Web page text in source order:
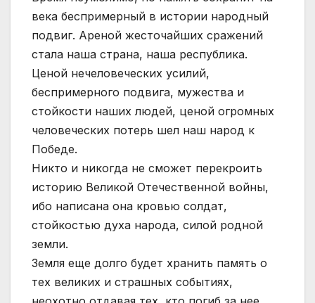
века беспримерный в истории народный
подвиг. Ареной жесточайших сражений
стала наша страна, наша республика.
Ценой нечеловеческих усилий,
беспримерного подвига, мужества и
стойкости наших людей, ценой огромных
человеческих потерь шел наш народ к
Победе.
Никто и никогда не сможет перекроить
историю Великой Отечественной войны,
ибо написана она кровью солдат,
стойкостью духа народа, силой родной
земли.
Земля еще долго будет хранить память о
тех великих и страшных событиях,